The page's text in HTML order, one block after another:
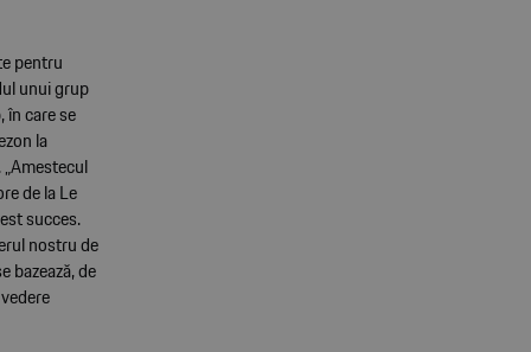
pentru
unui grup
care se
la
de la Le
succes.
nostru de
bazează, de